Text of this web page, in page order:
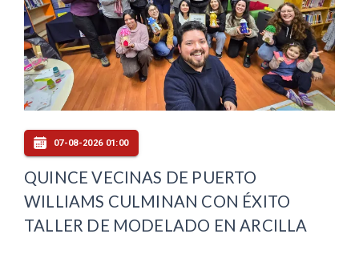
07-08-2026 01:00
QUINCE VECINAS DE PUERTO
WILLIAMS CULMINAN CON ÉXITO
TALLER DE MODELADO EN ARCILLA